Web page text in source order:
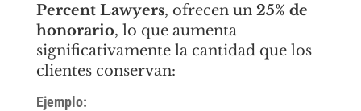
Percent Lawyers, ofrecen un 25% de
honorario, lo que aumenta
significativamente la cantidad que los
clientes conservan:
Ejemplo: